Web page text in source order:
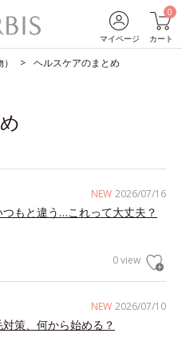
マイページ
0
カート
ヘルスケアのまとめ
NEW 2026/07/16
もと違う…これって大丈夫？
0 view
NEW 2026/07/10
策、何から始める？